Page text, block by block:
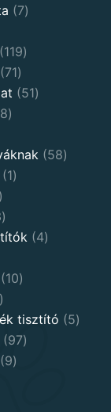
77
119119
7171
products
5151
88
5858
11
13
products
44
1010
tisztító 55
9797
99